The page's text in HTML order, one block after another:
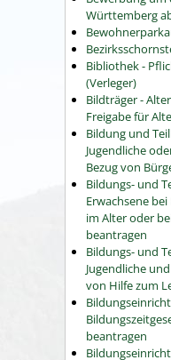
Württemberg
Bibliothek -
(Verleger)
Bildträger -
Freigabe für
Bildung und
Jugendliche
Bezug von
Bildungs- und
Erwachsene
im Alter oder
beantragen
Bildungs- und
Jugendliche
von Hilfe zum
beantragen